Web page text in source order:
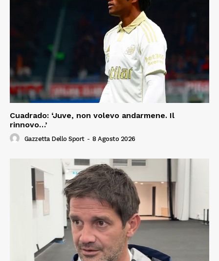
Cuadrado: ‘Juve, non volevo andarmene. Il
rinnovo…’
Gazzetta Dello Sport - 8 Agosto 2026